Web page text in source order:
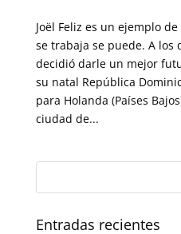
Joël Feliz es un ejemplo
se trabaja se puede. A los
decidió darle un mejor
su natal República
para Holanda (Países
ciudad de...
Entradas recientes